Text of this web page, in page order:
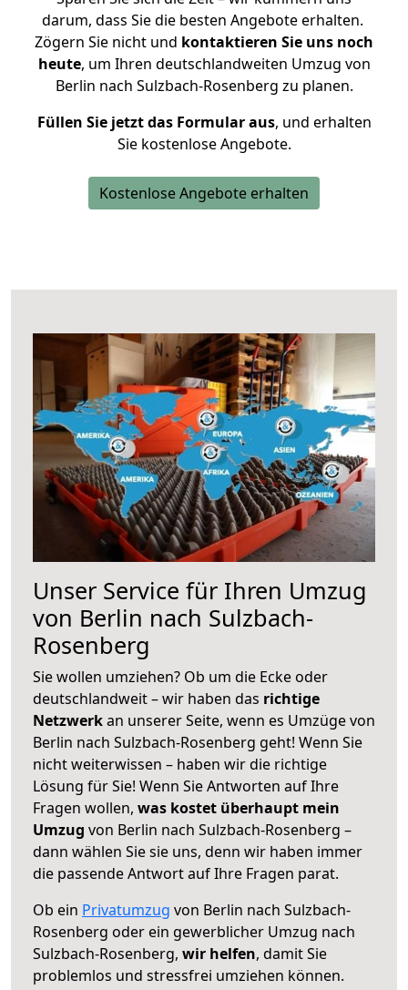
darum, dass Sie die besten Angebote erhalten.
Zögern Sie nicht und kontaktieren Sie uns noch
heute, um Ihren deutschlandweiten Umzug von
Berlin nach Sulzbach-Rosenberg zu planen.
Füllen Sie jetzt das Formular aus, und erhalten
Sie kostenlose Angebote.
Kostenlose Angebote erhalten
Unser Service für Ihren Umzug
von Berlin nach Sulzbach-
Rosenberg
Sie wollen umziehen? Ob um die Ecke oder
deutschlandweit – wir haben das richtige
Netzwerkan unserer Seite, wenn es Umzüge von
Berlin nach Sulzbach-Rosenberg geht! Wenn Sie
nicht weiterwissen – haben wir die richtige
Lösung für Sie! Wenn Sie Antworten auf Ihre
Fragen wollen, was kostet überhaupt mein
Umzug von Berlin nach Sulzbach-Rosenberg –
dann wählen Sie sie uns, denn wir haben immer
die passende Antwort auf Ihre Fragen parat.
Ob ein Privatumzug von Berlin nach Sulzbach-
Rosenberg oder ein gewerblicher Umzug nach
Sulzbach-Rosenberg, wir helfen, damit Sie
problemlos und stressfrei umziehen können.